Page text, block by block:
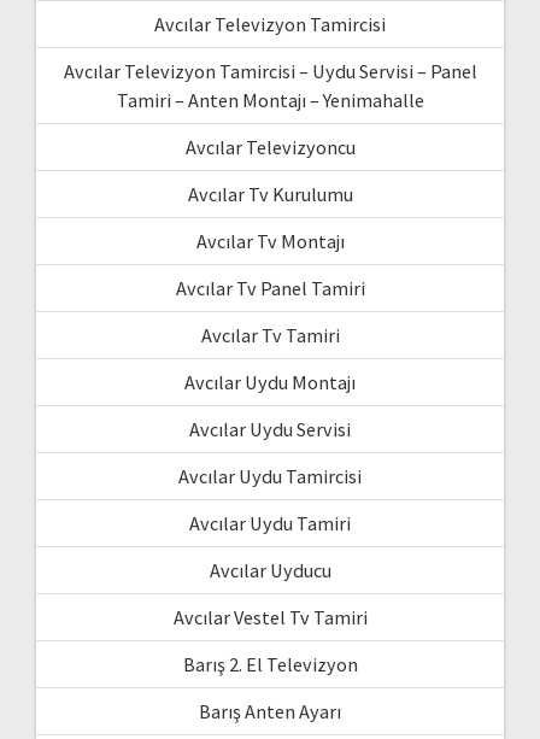
Avcılar Televizyon Tamircisi
Avcılar Televizyon Tamircisi – Uydu Servisi – Panel
Tamiri – Anten Montajı – Yenimahalle
Avcılar Televizyoncu
Avcılar Tv Kurulumu
Avcılar Tv Montajı
Avcılar Tv Panel Tamiri
Avcılar Tv Tamiri
Avcılar Uydu Montajı
Avcılar Uydu Servisi
Avcılar Uydu Tamircisi
Avcılar Uydu Tamiri
Avcılar Uyducu
Avcılar Vestel Tv Tamiri
Barış 2. El Televizyon
Barış Anten Ayarı